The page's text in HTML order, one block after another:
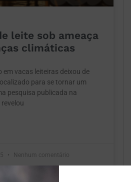
leite sob ameaça
climáticas
em vacas leiteiras deixou de
para se tornar um
pesquisa publicada na
revelou
Nenhum comentário